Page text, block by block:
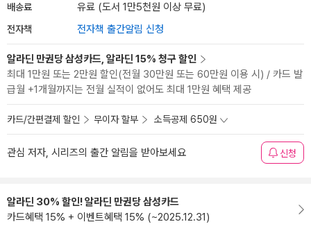
배송료 유료 (도서 1만5천원 이상 무료)
전자책 전자책 출간알림 신청
알라딘 만권당 삼성카드, 알라딘 15% 청구 할인
최대 1만원 또는 2만원 할인(전월 30만원 또는 60만원 이용 시) / 카드 발
급월 +1개월까지는 전월 실적이 없어도 최대 1만원 혜택 제공
카드/간편결제 할인 무이자 할부 소득공제 650원
관심 저자, 시리즈의 출간 알림을 받아보세요 신청
알라딘 30% 할인! 알라딘 만권당 삼성카드
카드혜택 15% + 이벤트혜택 15% (~2025.12.31)